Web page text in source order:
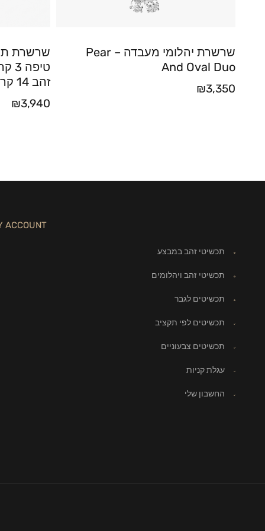
שרשרת יהלומי מעבדה – Pear
And Oval Duo
₪3,350
שרשרת
זהב 14 קראט
₪3,940
ACCOUNT
תכשיטי זהב במבצע
תכשיטי זהב ויהלומים
תכשיטים לגבר
תכשיטים לפי תקציב
תכשיטים צבעוניים
עגלת קניות
החשבון שלי